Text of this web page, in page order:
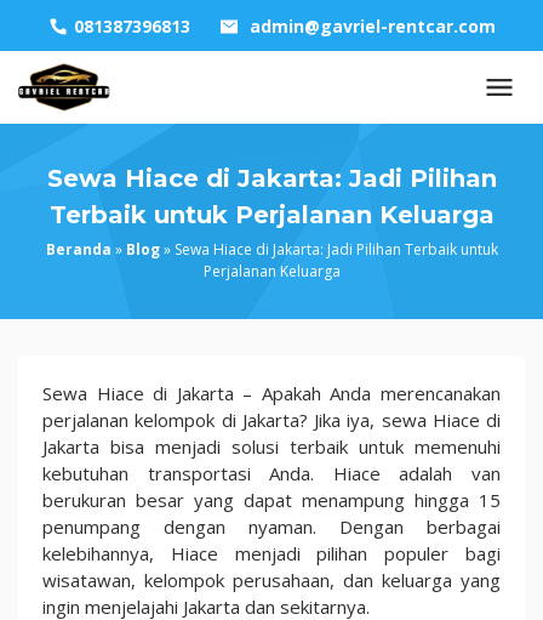
content
081387396813 admin@gavriel-rentcar.com
Sewa Hiace di Jakarta: Jadi Pilihan
Terbaik untuk Perjalanan Keluarga
Beranda » Blog» Sewa Hiace di Jakarta: Jadi Pilihan Terbaik untuk
Perjalanan Keluarga
Sewa
Hiace
di
Jakarta:
Jadi
Pilihan
Terbaik
untuk
Perjalanan
Sewa Hiace di Jakarta – Apakah Anda merencanakan
perjalanan kelompok di Jakarta? Jika iya, sewa Hiace di
Jakarta bisa menjadi solusi terbaik untuk memenuhi
kebutuhan transportasi Anda. Hiace adalah van
berukuran besar yang dapat menampung hingga 15
penumpang dengan nyaman. Dengan berbagai
kelebihannya, Hiace menjadi pilihan populer bagi
wisatawan, kelompok perusahaan, dan keluarga yang
ingin menjelajahi Jakarta dan sekitarnya.